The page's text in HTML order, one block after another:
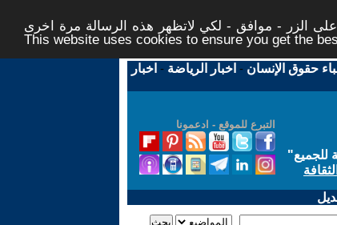
الزر - موافق - لكي لاتظهر هذه الرسالة مرة اخرى -
This website uses cookies to ensure you get the
حقوق الإنسان - اخبار الرياضة - اخبار
التبرع للموقع - ادعمونا
للجميع"